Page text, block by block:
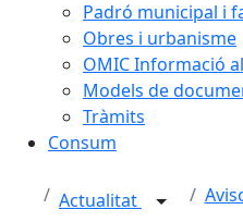
Padró municipal i
Obres i urbanisme
OMIC Informació
Models de
Tràmits
Consum
Actualitat